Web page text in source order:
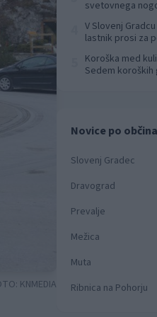
KNMEDIA
svetovnega
V Slovenj
lastnik prosi za
Koroška med
Sedem koroških
Novice po
Slovenj Gradec
Dravograd
Prevalje
Mežica
Muta
Ribnica na Pohorju